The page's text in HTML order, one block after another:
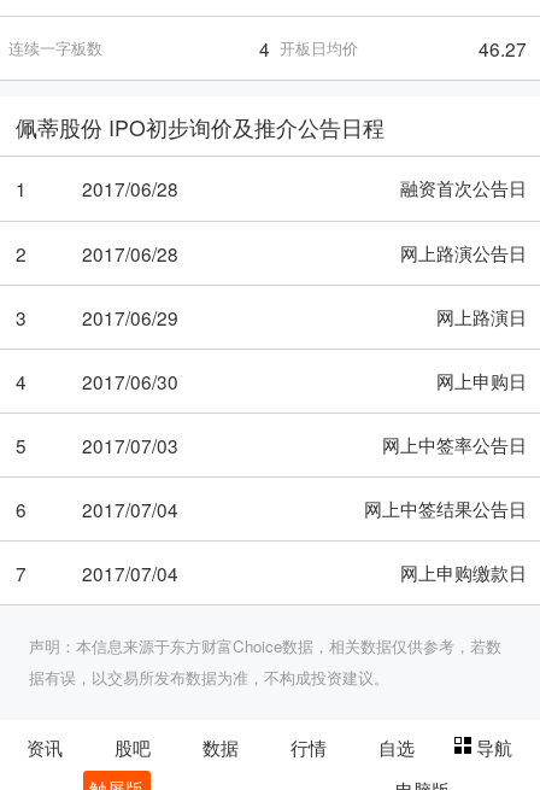
连续一字板数 4 开板日均价 46.27
佩蒂股份 IPO初步询价及推介公告日程
1 2017/06/28 融资首次公告日
2 2017/06/28 网上路演公告日
3 2017/06/29 网上路演日
4 2017/06/30 网上申购日
5 2017/07/03 网上中签率公告日
6 2017/07/04 网上中签结果公告日
7 2017/07/04 网上申购缴款日
声明：本信息来源于东方财富Choice数据，相关数据仅供参考，若数
据有误，以交易所发布数据为准，不构成投资建议。
资讯 股吧 数据 行情 自选
导航